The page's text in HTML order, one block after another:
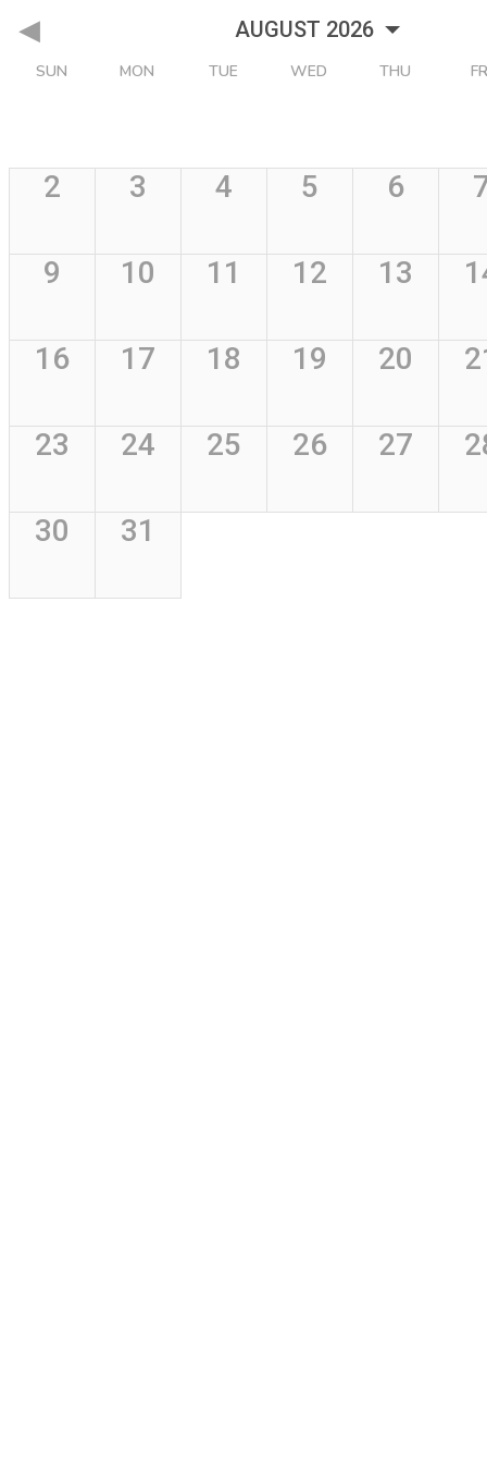
AUGUST 2026
SUN MON TUE WED THU
2 3 4 5 6
9 10 11 12 13
16 17 18 19 20
23 24 25 26 27
30 31